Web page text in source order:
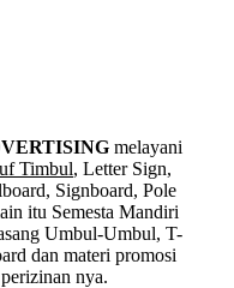
melayani
Timbul, Letter Sign,
Signboard, Pole
itu Semesta Mandiri
Umbul-Umbul, T-
dan materi promosi
nya.